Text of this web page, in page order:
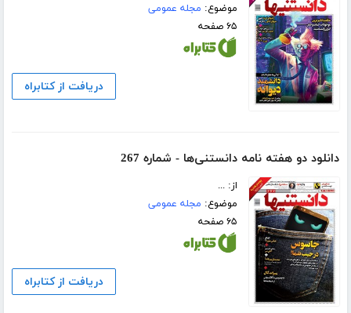
موضوع: مجله عمومی
۶۵ صفحه
دریافت از کتابراه
دانلود دو هفته نامه دانستنی‌ها - شماره 267
از: ...
موضوع: مجله عمومی
۶۵ صفحه
دریافت از کتابراه